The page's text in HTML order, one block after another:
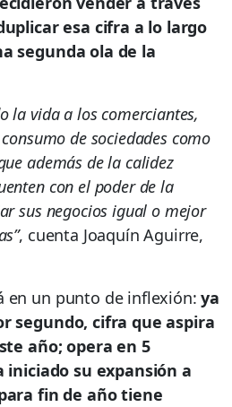
esa cifra a lo largo
segunda ola de la
la vida a los comerciantes,
de sociedades como
además de la calidez
con el poder de la
sus negocios igual o mejor
, cuenta Joaquín Aguirre,
en un punto de inflexión: ya
segundo, cifra que aspira
año; opera en 5
iniciado su expansión a
fin de año tiene